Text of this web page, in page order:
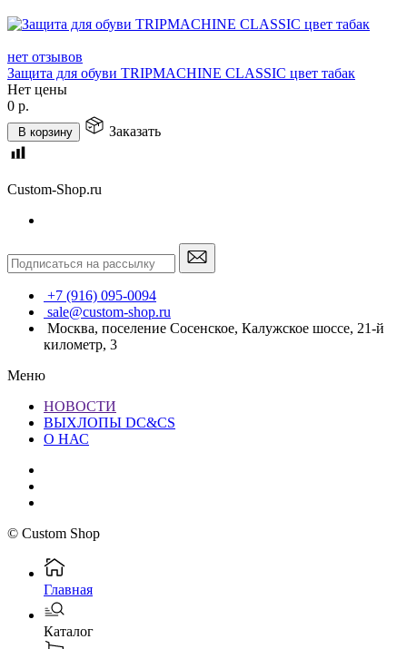
нет отзывов
Защита для обуви TRIPMACHINE CLASSIC цвет табак
Нет цены
0 р.
В корзину Заказать
Custom-Shop.ru
+7 (916) 095-0094
sale@custom-shop.ru
Москва, поселение Сосенское, Калужское шоссе, 21-й
километр, 3
Меню
НОВОСТИ
ВЫХЛОПЫ DC&CS
О НАС
© Custom Shop
Главная
Каталог